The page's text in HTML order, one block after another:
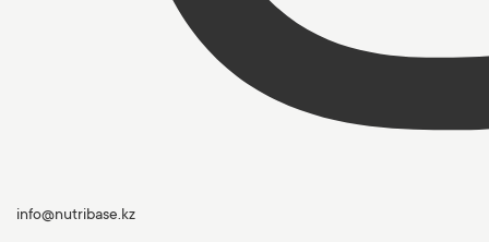
info@nutribase.kz